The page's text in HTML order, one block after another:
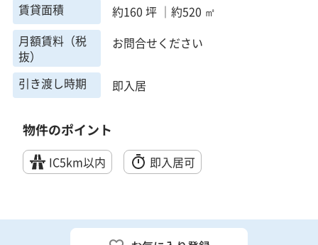
賃貸面積
約160 坪 ｜約520 ㎡
月額賃料（税
抜）
お問合せください
引き渡し時期 即入居
物件のポイント
IC5km以内 即入居可